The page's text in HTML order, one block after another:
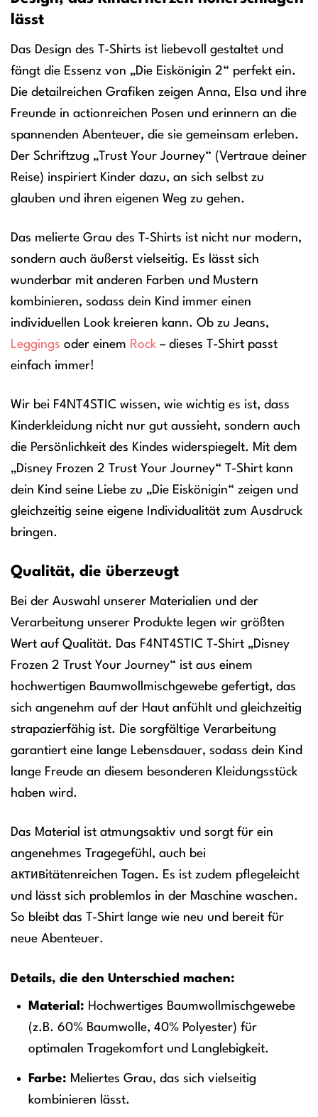
lässt
Das Design des T-Shirts ist liebevoll gestaltet und
fängt die Essenz von „Die Eiskönigin 2“ perfekt ein.
Die detailreichen Grafiken zeigen Anna, Elsa und ihre
Freunde in actionreichen Posen und erinnern an die
spannenden Abenteuer, die sie gemeinsam erleben.
Der Schriftzug „Trust Your Journey“ (Vertraue deiner
Reise) inspiriert Kinder dazu, an sich selbst zu
glauben und ihren eigenen Weg zu gehen.
Das melierte Grau des T-Shirts ist nicht nur modern,
sondern auch äußerst vielseitig. Es lässt sich
wunderbar mit anderen Farben und Mustern
kombinieren, sodass dein Kind immer einen
individuellen Look kreieren kann. Ob zu Jeans,
Leggings oder einem Rock – dieses T-Shirt passt
einfach immer!
Wir bei F4NT4STIC wissen, wie wichtig es ist, dass
Kinderkleidung nicht nur gut aussieht, sondern auch
die Persönlichkeit des Kindes widerspiegelt. Mit dem
„Disney Frozen 2 Trust Your Journey“ T-Shirt kann
dein Kind seine Liebe zu „Die Eiskönigin“ zeigen und
gleichzeitig seine eigene Individualität zum Ausdruck
bringen.
Qualität, die überzeugt
Bei der Auswahl unserer Materialien und der
Verarbeitung unserer Produkte legen wir größten
Wert auf Qualität. Das F4NT4STIC T-Shirt „Disney
Frozen 2 Trust Your Journey“ ist aus einem
hochwertigen Baumwollmischgewebe gefertigt, das
sich angenehm auf der Haut anfühlt und gleichzeitig
strapazierfähig ist. Die sorgfältige Verarbeitung
garantiert eine lange Lebensdauer, sodass dein Kind
lange Freude an diesem besonderen Kleidungsstück
haben wird.
Das Material ist atmungsaktiv und sorgt für ein
angenehmes Tragegefühl, auch bei
активitätenreichen Tagen. Es ist zudem pflegeleicht
und lässt sich problemlos in der Maschine waschen.
So bleibt das T-Shirt lange wie neu und bereit für
neue Abenteuer.
Details, die den Unterschied machen:
Material: Hochwertiges Baumwollmischgewebe
(z.B. 60% Baumwolle, 40% Polyester) für
optimalen Tragekomfort und Langlebigkeit.
Farbe: Meliertes Grau, das sich vielseitig
kombinieren lässt.